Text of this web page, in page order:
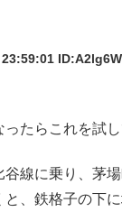
たらこれを試し
谷線に乗り、茅
と、鉄格子の下